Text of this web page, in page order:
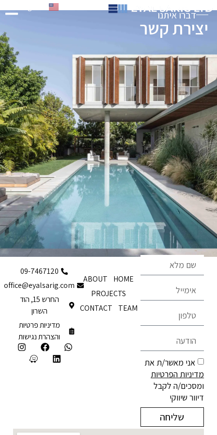
דברו איתנו
יצירת קשר
אני מאשר/ת את
מדיניות הפרטיות
ומסכים/ה לקבל
דיוור שיווקי
שליחה
HOME
ABOUT
PROJECTS
TEAM
CONTACT
09-7467120
office@eyalsarig.com
החרש 15, הוד
השרון
מדיניות פרטיות
והצהרת נגישות